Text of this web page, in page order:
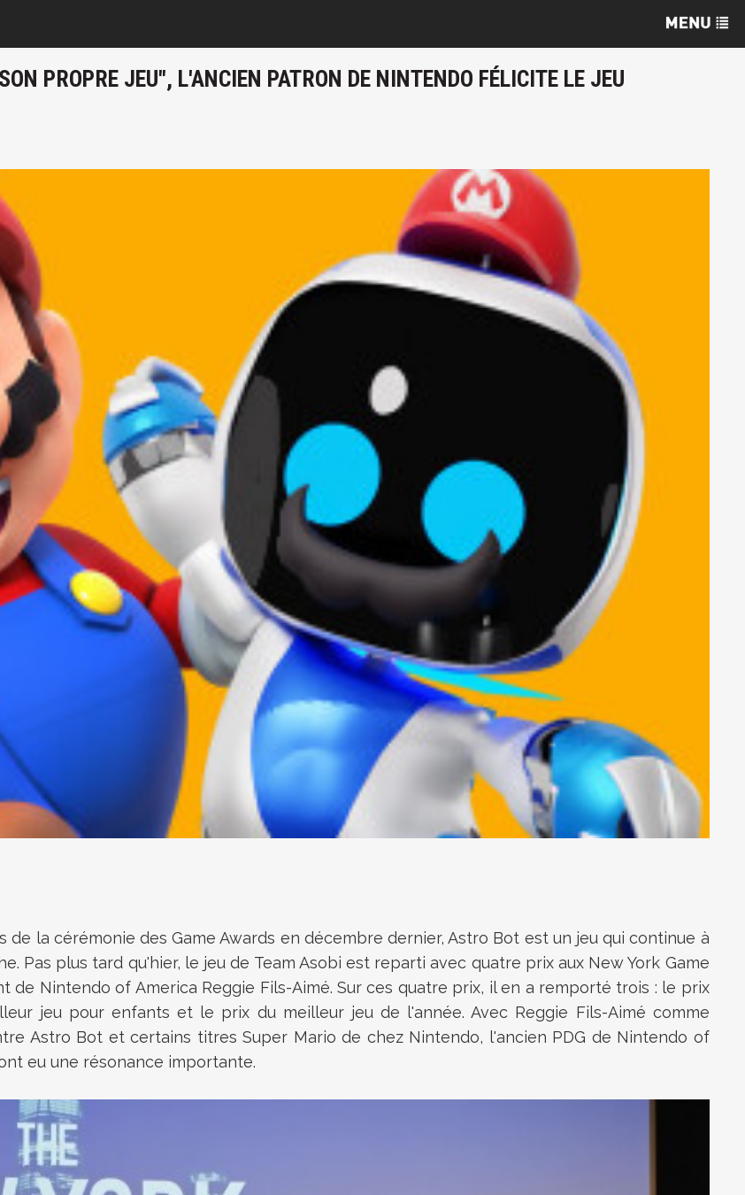
PROPRE JEU", L'ANCIEN PATRON DE NINTENDO FÉLICITE LE JEU
de la cérémonie des Game Awards en décembre dernier, Astro Bot est un jeu qui continue à
Pas plus tard qu'hier, le jeu de Team Asobi est reparti avec quatre prix aux New York Game
de Nintendo of America Reggie Fils-Aimé. Sur ces quatre prix, il en a remporté trois : le prix
jeu pour enfants et le prix du meilleur jeu de l'année. Avec Reggie Fils-Aimé comme
Astro Bot et certains titres Super Mario de chez Nintendo, l'ancien PDG de Nintendo of
eu une résonance importante.